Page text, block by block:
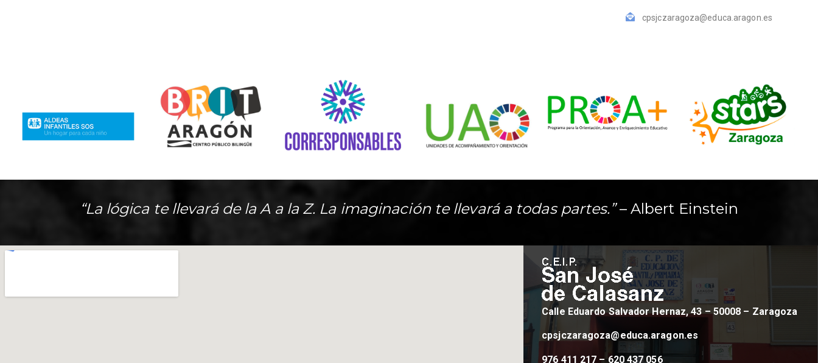
cpsjczaragoza@educa.aragon.es
“La lógica te llevará de la A a la Z. La imaginación te llevará a todas partes.”– Albert Einstein
Calle Eduardo Salvador Hernaz, 43 – 50008 – Zaragoza
cpsjczaragoza@educa.aragon.es
976 411 217 – 620 437 056